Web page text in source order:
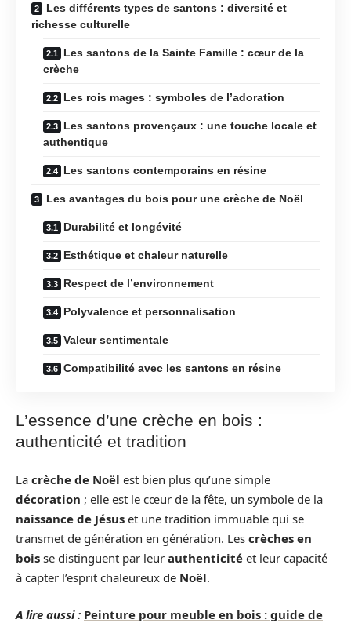
Les différents types de santons : diversité et
richesse culturelle
Les santons de la Sainte Famille : cœur de la
crèche
Les rois mages : symboles de l’adoration
Les santons provençaux : une touche locale et
authentique
Les santons contemporains en résine
Les avantages du bois pour une crèche de Noël
Durabilité et longévité
Esthétique et chaleur naturelle
Respect de l’environnement
Polyvalence et personnalisation
Valeur sentimentale
Compatibilité avec les santons en résine
L’essence d’une crèche en bois :
authenticité et tradition
La crèche de Noël est bien plus qu’une simple
décoration ; elle est le cœur de la fête, un symbole de la
naissance de Jésus et une tradition immuable qui se
transmet de génération en génération. Les crèches en
bois se distinguent par leur authenticité et leur capacité
à capter l’esprit chaleureux de Noël.
A lire aussi : Peinture pour meuble en bois : guide de